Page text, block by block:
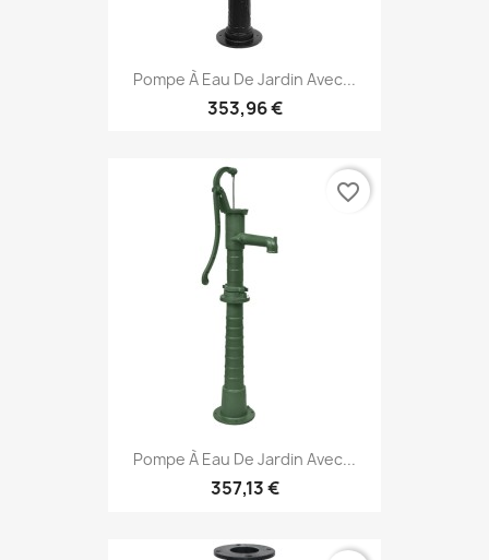
Pompe À Eau De Jardin Avec...
353,96 €
Pompe À Eau De Jardin Avec...
357,13 €
favorite_border